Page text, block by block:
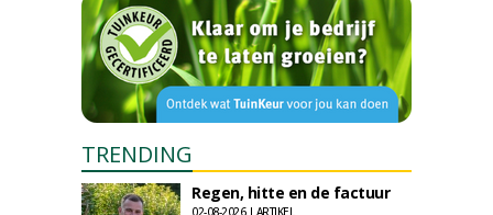
TRENDING
Regen, hitte en de factuur
02-08-2026 | ARTIKEL